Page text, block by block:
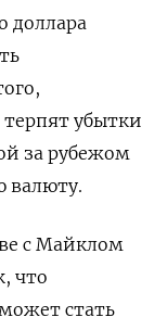
доллара
убытки
за рубежом
валюту.
с Майклом
что
стать